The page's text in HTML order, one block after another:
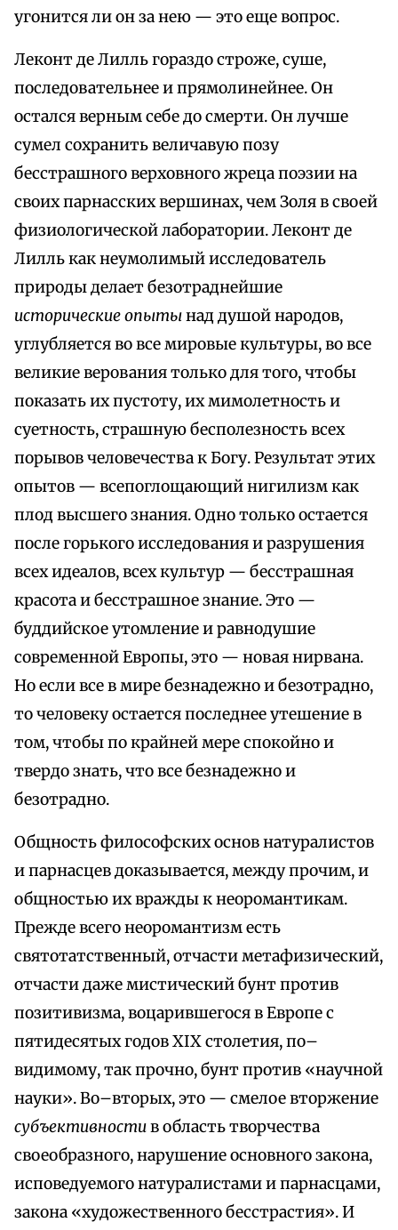
угонится ли он за нею — это еще вопрос.
Леконт де Лилль гораздо строже, суше,
последовательнее и прямолинейнее. Он
остался верным себе до смерти. Он лучше
сумел сохранить величавую позу
бесстрашного верховного жреца поэзии на
своих парнасских вершинах, чем Золя в своей
физиологической лаборатории. Леконт де
Лилль как неумолимый исследователь
природы делает безотраднейшие
исторические опытынад душой народов,
углубляется во все мировые культуры, во все
великие верования только для того, чтобы
показать их пустоту, их мимолетность и
суетность, страшную бесполезность всех
порывов человечества к Богу. Результат этих
опытов — всепоглощающий нигилизм как
плод высшего знания. Одно только остается
после горького исследования и разрушения
всех идеалов, всех культур — бесстрашная
красота и бесстрашное знание. Это —
буддийское утомление и равнодушие
современной Европы, это — новая нирвана.
Но если все в мире безнадежно и безотрадно,
то человеку остается последнее утешение в
том, чтобы по крайней мере спокойно и
твердо знать, что все безнадежно и
безотрадно.
Общность философских основ натуралистов
и парнасцев доказывается, между прочим, и
общностью их вражды к неоромантикам.
Прежде всего неоромантизм есть
святотатственный, отчасти метафизический,
отчасти даже мистический бунт против
позитивизма, воцарившегося в Европе с
пятидесятых годов XIX столетия, по–
видимому, так прочно, бунт против «научной
науки». Во–вторых, это — смелое вторжение
субъективностив область творчества
своеобразного, нарушение основного закона,
исповедуемого натуралистами и парнасцами,
закона «художественного бесстрастия». И